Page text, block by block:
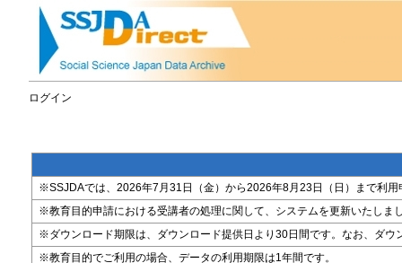
ログイン
※SSJDAでは、2026年7月31日（金）から2026年8月23日（日）まで利
※教育目的申請における受講者の処理に関して、システムを更新いたしま
※ダウンロード期限は、ダウンロード提供日より30日間です。なお、ダ
※教育目的でご利用の場合、データの利用期限は1年間です。